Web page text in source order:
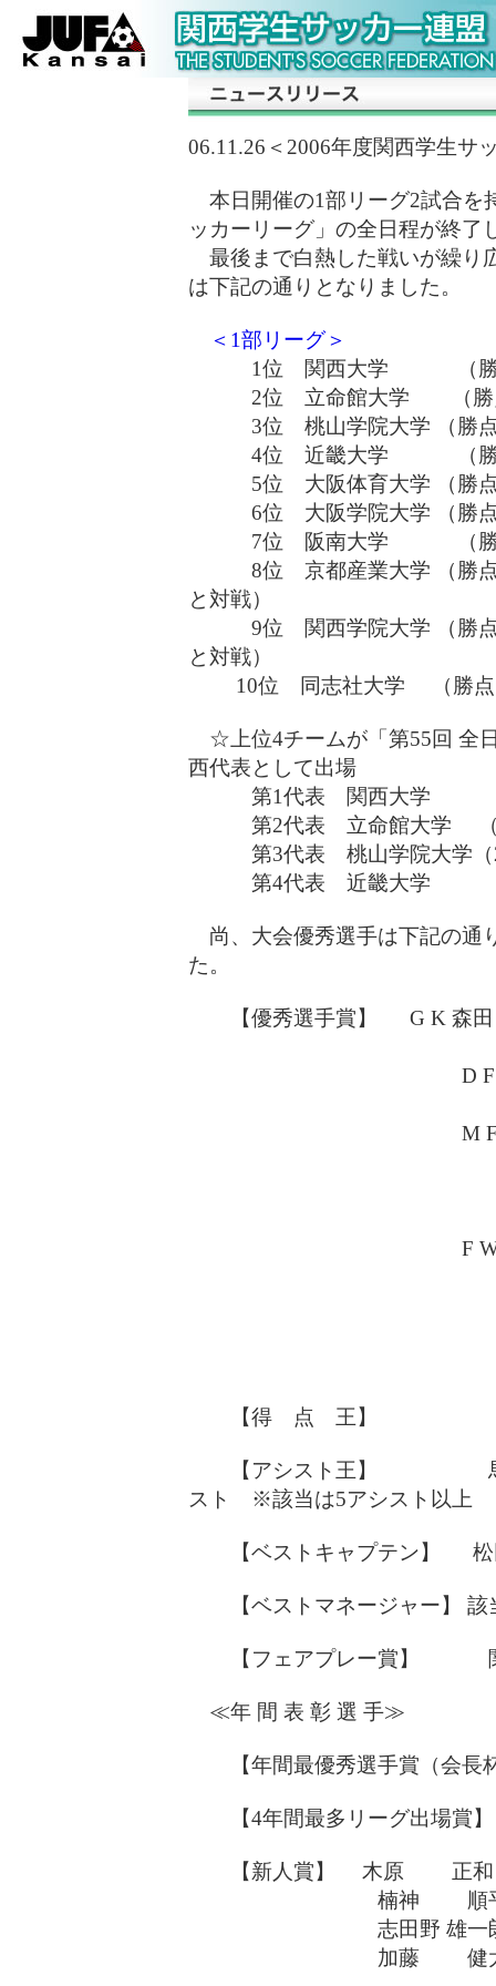
06.11.26＜2006年度関西学生サ
本日開催の1部リーグ2試合を
ッカーリーグ」の全日程が終了
最後まで白熱した戦いが繰り
は下記の通りとなりました。
＜1部リーグ＞
1位 関西大学 （勝点25
2位 立命館大学 （勝
3位 桃山学院大学 （勝点
4位 近畿大学 （勝点15
5位 大阪体育大学 （勝点
6位 大阪学院大学 （勝点
7位 阪南大学 （勝
8位 京都産業大学 （勝点
と対戦）
9位 関西学院大学 （勝点
と対戦）
10位 同志社大学 （勝点
☆上位4チームが「第55回 全
西代表として出場
第1代表 関西大学 （4
第2代表 立命館大学 （5
第3代表 桃山学院大学（2
第4代表 近畿大学 （4
尚、大会優秀選手は下記の通
た。
【優秀選手賞】 G K 森
D F 松田 智志
M F 木本 敬介
F W 阪本 晃司
【得 点 王】 該当選
【アシスト王】 馬場
スト ※該当は5アシスト以上
【ベストキャプテン】 松
【ベストマネージャー】 該
【フェアプレー賞】 関
≪年 間 表 彰 選 手≫
【年間最優秀選手賞（会
【4年間最多リーグ出場
【新人賞】 木原 正和
楠神 順平 （同
志田野 雄一朗（関
加藤 健太 （大